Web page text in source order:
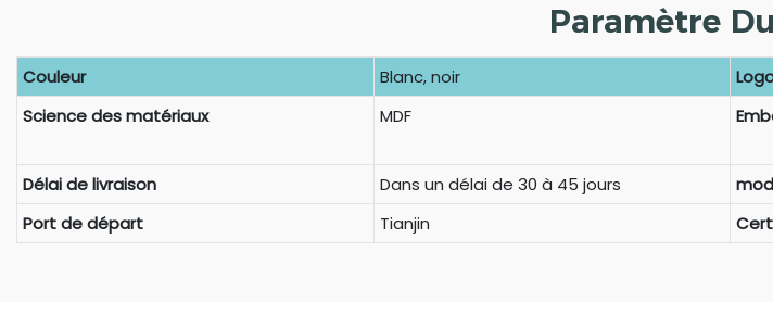
Paramètre
Couleur Blanc, noir
Science des matériaux
MDF
Délai de livraison
Dans un délai de 30 à 45 jours
Port de départ
Tianjin